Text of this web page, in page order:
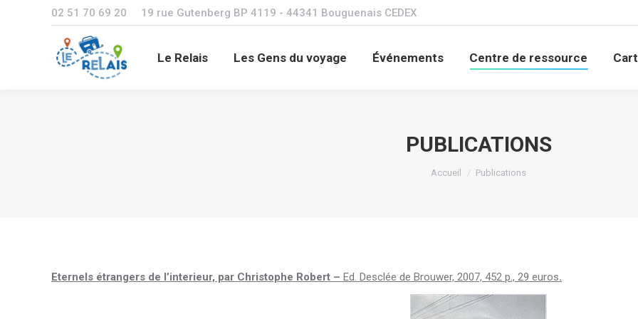
02 51 70 69 20 19 rue Gutenberg BP 4119 - 44341 Bouguenais CEDEX
Le Relais Les Gens du voyage Événements Centre de ressource
PUBLICATIONS
Vous êtes ici :
Accueil Publications
Eternels étrangers de l’interieur, par Christophe Robert – Ed. Desclée de Brouwer, 2007, 452 p., 29 euros.
Le Relais Les Gens du voyage Événements Centre de
Nous contacter